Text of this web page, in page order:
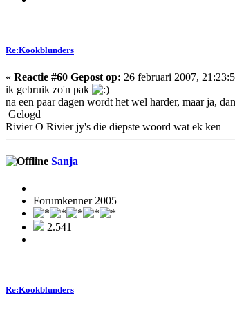
Re:Kookblunders
« Reactie #60 Gepost op: 26 februari 2007,
ik gebruik zo'n pak
na een paar dagen wordt het wel harder, maar ja,
Gelogd
Rivier O Rivier jy's die diepste woord wat ek ken
Sanja
Forumkenner 2005
2.541
Re:Kookblunders